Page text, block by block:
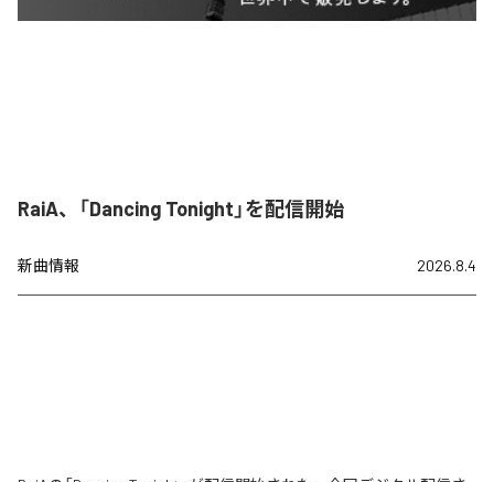
RaiA、「Dancing Tonight」を配信開始
新曲情報 2026.8.4